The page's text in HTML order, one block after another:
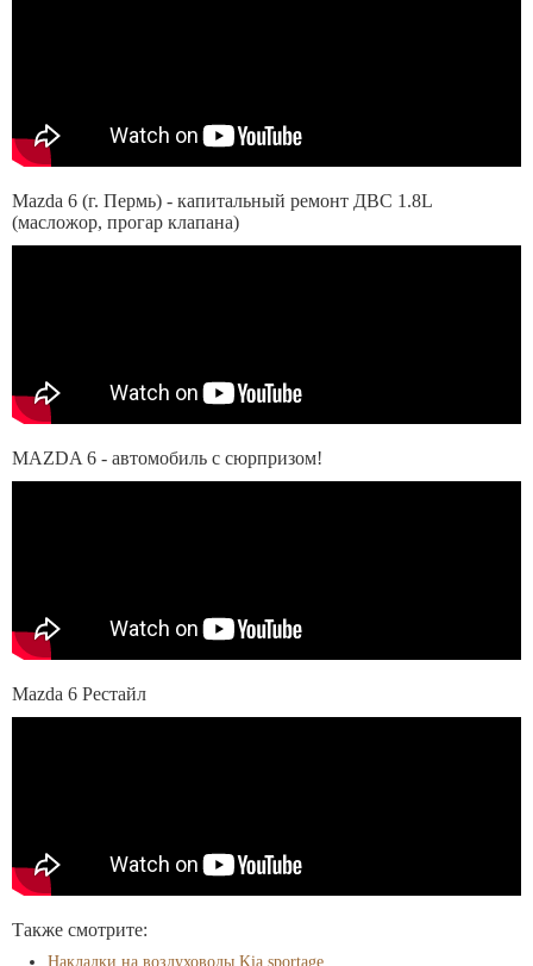
Mazda 6 (г. Пермь) - капитальный ремонт ДВС 1.8L
(масложор, прогар клапана)
MAZDA 6 - автомобиль с сюрпризом!
Mazda 6 Рестайл
Также смотрите:
Накладки на воздуховоды Kia sportage